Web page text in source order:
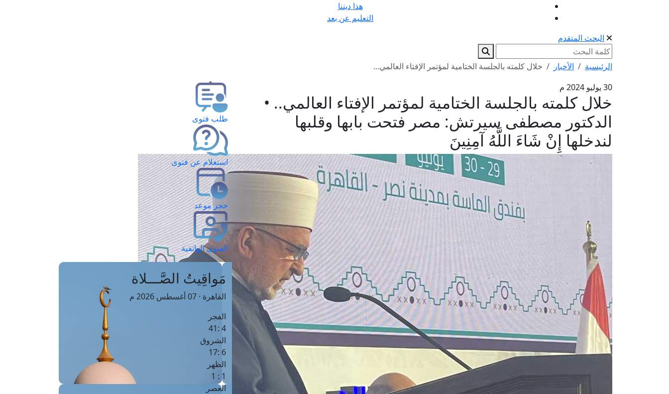
هذا ديننا
التعليم عن بعد
البحث المتقدم
الرئيسية الأخبار
خلال كلمته بالجلسة الختامية لمؤتمر الإفتاء العالمي...
30 يوليو 2024 م
خلال كلمته بالجلسة الختامية لمؤتمر الإفتاء العالمي.. •
الدكتور مصطفى سيرتش: مصر فتحت بابها وقلبها
لندخلها إِنْ شَاءَ اللَّهُ آمِنِينَ
طلب فتوى
استعلام عن فتوى
حجز موعد
الفتوى الهاتفية
مَواقِيتُ الصَّـــلاة
القاهرة · 07 أغسطس 2026 م
الفجر
4 :41
الشروق
6 :17
الظهر
1 : 1
العصر